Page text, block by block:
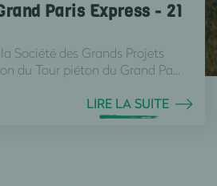
Paris Express - 21
Société des Grands Projets
du Tour piéton du Grand Pa...
LIRE LA SUITE